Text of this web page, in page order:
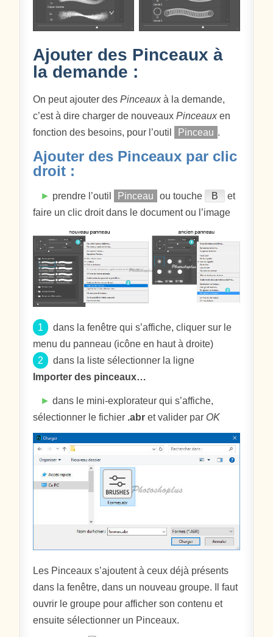
Ajouter des Pinceaux à
la demande :
On peut ajouter desPinceauxà la demande,
c’est à dire charger de nouveauxPinceauxen
fonction des besoins, pour l’outil
Pinceau .
Ajouter des Pinceaux par clic
droit :
► prendre l’outil Pinceau ou touche B
et
faire un clic droit dans le document ou l’image
1
dans la fenêtre qui s’affiche, cliquer sur le
menu du panneau (icône en haut à droite)
2
dans la liste sélectionner la ligne
Importer des pinceaux…
► dans le mini-explorateur qui s’affiche,
sélectionner le fichier .abr et valider par OK
Les Pinceaux s’ajoutent à ceux déjà présents
dans la fenêtre, dans un nouveau groupe. Il faut
ouvrir le groupe pour afficher son contenu et
ensuite sélectionner un Pinceaux.